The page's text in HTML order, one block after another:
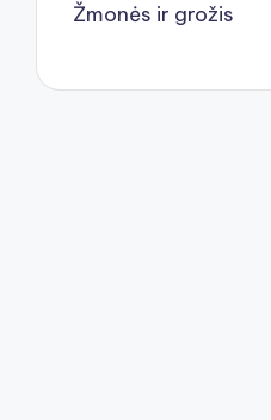
Žmonės ir grožis